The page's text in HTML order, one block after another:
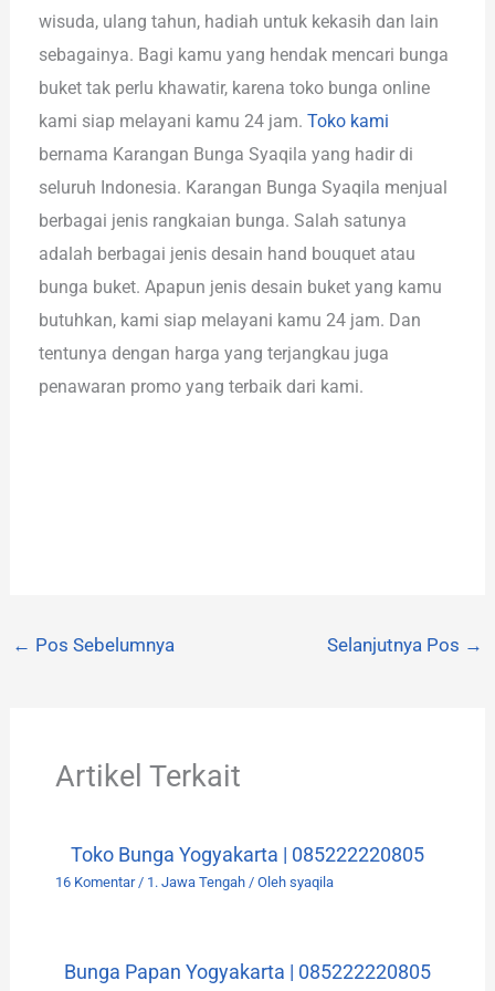
wisuda, ulang tahun, hadiah untuk kekasih dan lain
sebagainya. Bagi kamu yang hendak mencari bunga
buket tak perlu khawatir, karena toko bunga online
kami siap melayani kamu 24 jam.Toko kami
bernama Karangan Bunga Syaqila yang hadir di
seluruh Indonesia. Karangan Bunga Syaqila menjual
berbagai jenis rangkaian bunga. Salah satunya
adalah berbagai jenis desain hand bouquet atau
bunga buket. Apapun jenis desain buket yang kamu
butuhkan, kami siap melayani kamu 24 jam. Dan
tentunya dengan harga yang terjangkau juga
penawaran promo yang terbaik dari kami.
← Pos Sebelumnya Selanjutnya Pos →
Artikel Terkait
Toko Bunga Yogyakarta | 085222220805
16 Komentar / 1. Jawa Tengah/ Oleh syaqila
Bunga Papan Yogyakarta | 085222220805